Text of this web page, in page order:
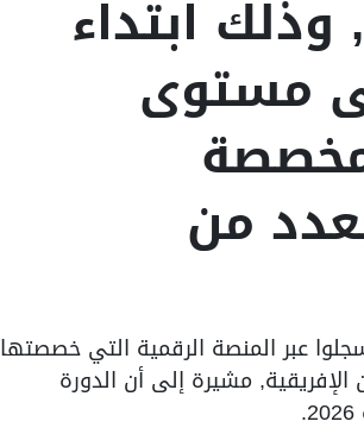
ابتداء
مستوى
من
عبر المنصة الرقمية التي خصصتها
الإفريقية, مشيرة إلى أن الدورة